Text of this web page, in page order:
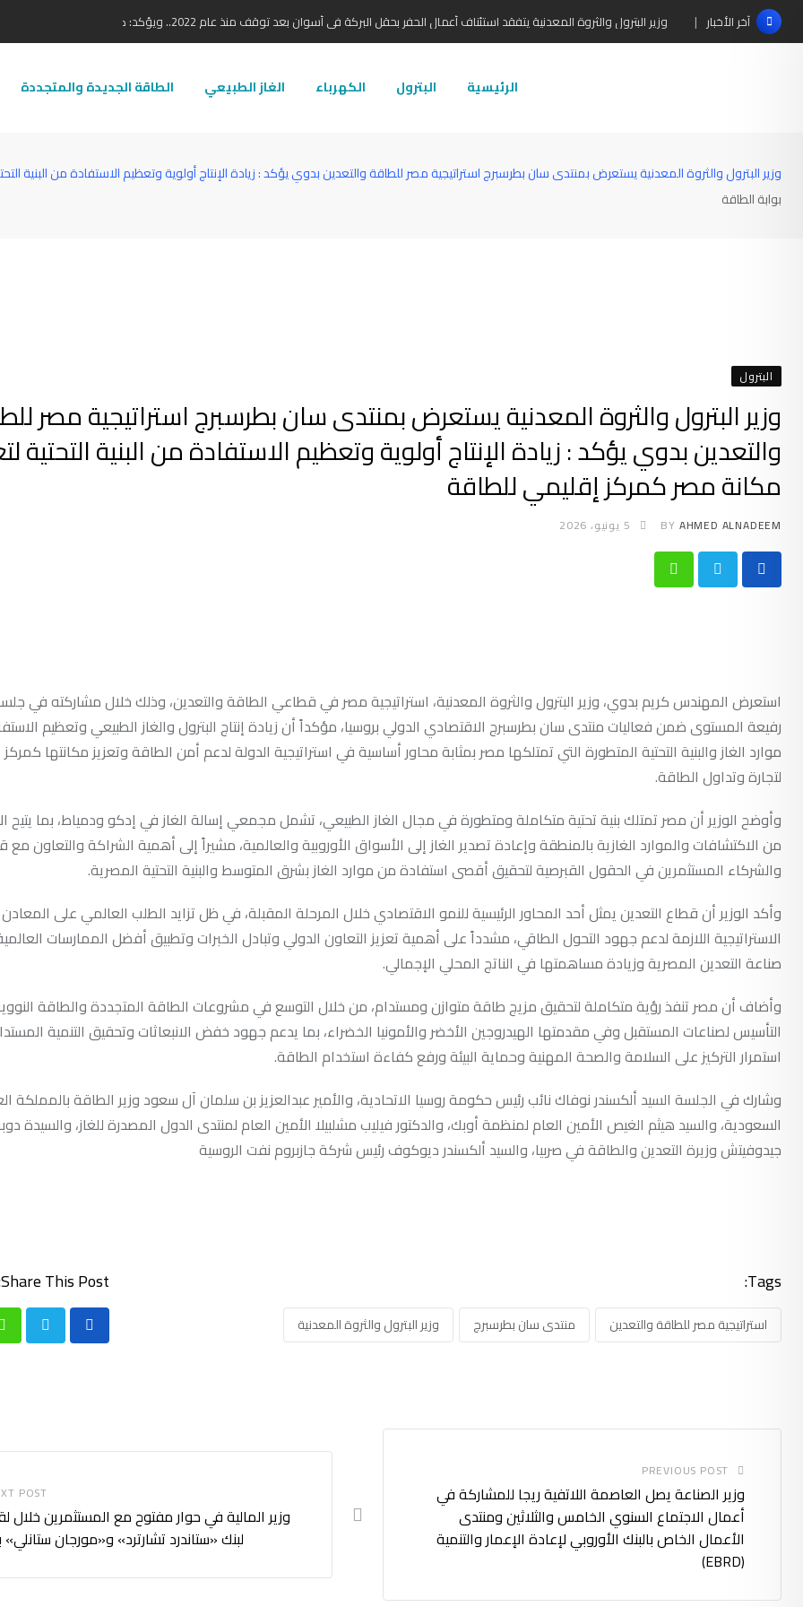
Skip
to
آخر الأخبار وزير البترول والثروة المعدنية يتفقد استئناف أعمال الحفر بحقل البركة في أسوان بعد توقف منذ عام 2022.. ويؤكد: كامل الاهتمام لوضع صعيد مصر على خريطة الاستثمار البترولي
الرئيسية البترول الكهرباء الغاز الطبيعي الطاقة الجديدة والمتجددة
وزير البترول والثروة المعدنية يستعرض بمنتدى سان بطرسبرج استراتيجية مصر للطاقة والتعدين بدوي يؤكد : زيادة الإنتاج أولوية وتعظيم الاستفادة من البنية
بوابة الطاقة
البترول
وزير البترول والثروة المعدنية يستعرض بمنتدى سان بطرسبرج استراتيجية مصر
والتعدين بدوي يؤكد : زيادة الإنتاج أولوية وتعظيم الاستفادة من البنية التحتية
مكانة مصر كمركز إقليمي للطاقة
BY AHMED ALNADEEM 5 يونيو، 2026
Whatsapp
استعرض المهندس كريم بدوي، وزير البترول والثروة المعدنية، استراتيجية مصر في قطاعي الطاقة والتعدين، وذلك خلال مشاركته في
رفيعة المستوى ضمن فعاليات منتدى سان بطرسبرج الاقتصادي الدولي بروسيا، مؤكداً أن زيادة إنتاج البترول والغاز الطبيعي وتعظيم
موارد الغاز والبنية التحتية المتطورة التي تمتلكها مصر بمثابة محاور أساسية في استراتيجية الدولة لدعم أمن الطاقة وتعزيز مكانتها
لتجارة وتداول الطاقة.
وأوضح الوزير أن مصر تمتلك بنية تحتية متكاملة ومتطورة في مجال الغاز الطبيعي، تشمل مجمعي إسالة الغاز في إدكو ودمياط، بما يتيح
من الاكتشافات والموارد الغازية بالمنطقة وإعادة تصدير الغاز إلى الأسواق الأوروبية والعالمية، مشيراً إلى أهمية الشراكة والتعاون
والشركاء المستثمرين في الحقول القبرصية لتحقيق أقصى استفادة من موارد الغاز بشرق المتوسط والبنية التحتية المصرية.
وأكد الوزير أن قطاع التعدين يمثل أحد المحاور الرئيسية للنمو الاقتصادي خلال المرحلة المقبلة، في ظل تزايد الطلب العالمي على المعادن
الاستراتيجية اللازمة لدعم جهود التحول الطاقي، مشدداً على أهمية تعزيز التعاون الدولي وتبادل الخبرات وتطبيق أفضل الممارسات
صناعة التعدين المصرية وزيادة مساهمتها في الناتج المحلي الإجمالي.
وأضاف أن مصر تنفذ رؤية متكاملة لتحقيق مزيج طاقة متوازن ومستدام، من خلال التوسع في مشروعات الطاقة المتجددة والطاقة
التأسيس لصناعات المستقبل وفي مقدمتها الهيدروجين الأخضر والأمونيا الخضراء، بما يدعم جهود خفض الانبعاثات وتحقيق التنمية
استمرار التركيز على السلامة والصحة المهنية وحماية البيئة ورفع كفاءة استخدام الطاقة.
وشارك في الجلسة السيد ألكسندر نوفاك نائب رئيس حكومة روسيا الاتحادية، والأمير عبدالعزيز بن سلمان آل سعود وزير الطاقة بالمملكة
السعودية، والسيد هيثم الغيص الأمين العام لمنظمة أوبك، والدكتور فيليب مشلبيلا الأمين العام لمنتدى الدول المصدرة للغاز، والسيدة
جيدوفيتش وزيرة التعدين والطاقة في صربيا، والسيد ألكسندر ديوكوف رئيس شركة جازبروم نفت الروسية
Tags:
استراتيجية مصر للطاقة والتعدين منتدى سان بطرسبرج وزير البترول والثروة المعدنية
Share This Post:
PREVIOUS POST
وزير الصناعة يصل العاصمة اللاتفية ريجا للمشاركة في
أعمال الاجتماع السنوي الخامس والثلاثين ومنتدى
الأعمال الخاص بالبنك الأوروبي لإعادة الإعمار والتنمية
(EBRD)
POST
وزير المالية في حوار مفتوح مع المستثمرين خلال
لبنك «ستاندرد تشارترد» و«مورجان ستانلي»